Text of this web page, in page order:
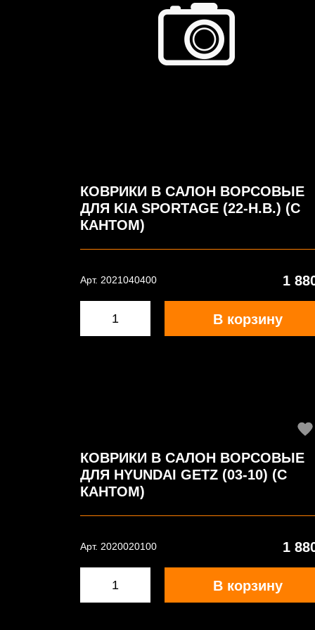
КОВРИКИ В САЛОН ВОРСОВЫЕ
ДЛЯ KIA SPORTAGE (22-Н.В.) (С
КАНТОМ)
Арт. 2021040400 1
В корзину
КОВРИКИ В САЛОН ВОРСОВЫЕ
ДЛЯ HYUNDAI GETZ (03-10) (С
КАНТОМ)
Арт. 2020020100 1
В корзину